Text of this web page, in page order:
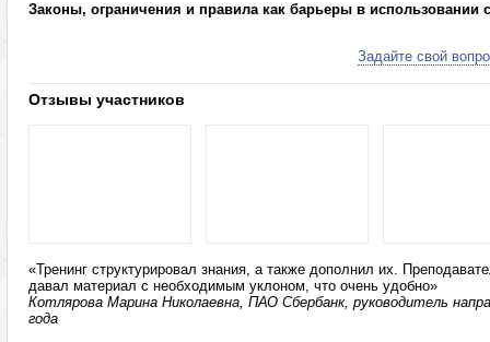
Законы, ограничения и правила как барьеры в использовании
Задайте свой
Отзывы участников
«Тренинг структурировал знания, а также дополнил их.
давал материал с необходимым уклоном, что очень удобно»
Котлярова Марина Николаевна, ПАО Сбербанк, руководитель
года